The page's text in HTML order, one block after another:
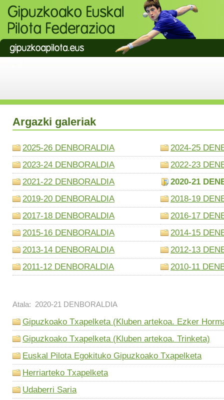
Argazki galeriak
2025-26 DENBORALDIA
2024-25
2023-24 DENBORALDIA
2022-23
2021-22 DENBORALDIA
2020-21
2019-20 DENBORALDIA
2018-19
2017-18 DENBORALDIA
2016-17
2015-16 DENBORALDIA
2014-15
2013-14 DENBORALDIA
2012-13
2011-12 DENBORALDIA
2010-11
Atala: 2020-21 DENBORALDIA
Gipuzkoako Txapelketa (Kluben artekoa. Ezker
Gipuzkoako Txapelketa (Kluben artekoa. Trinketa)
Euskal Pilota Egokituko Gipuzkoako Txapelketa
Herriarteko Txapelketa
Udaberri Saria